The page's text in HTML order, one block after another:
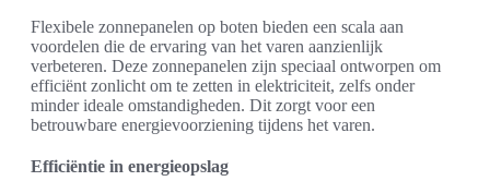
Flexibele zonnepanelen op boten bieden een scala aan
voordelen die de ervaring van het varen aanzienlijk
verbeteren. Deze zonnepanelen zijn speciaal ontworpen om
efficiënt zonlicht om te zetten in elektriciteit, zelfs onder
minder ideale omstandigheden. Dit zorgt voor een
betrouwbare energievoorziening tijdens het varen.
Efficiëntie in energieopslag